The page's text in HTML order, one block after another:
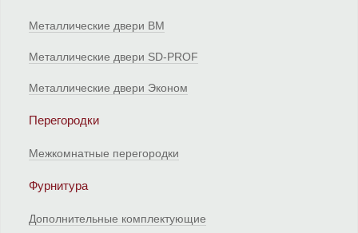
Металлические двери ВМ
Металлические двери SD-PROF
Металлические двери Эконом
Перегородки
Межкомнатные перегородки
Фурнитура
Дополнительные комплектующие